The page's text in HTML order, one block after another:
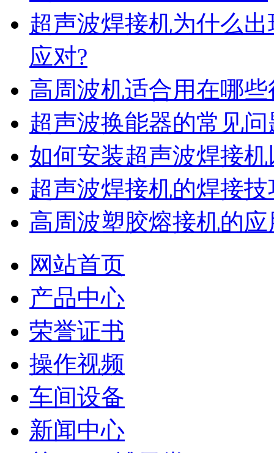
超声波焊接机为什么
应对?
高周波机适合用在哪些
超声波换能器的常见问
如何安装超声波焊接
超声波焊接机的焊接技
高周波塑胶熔接机的
网站首页
产品中心
荣誉证书
操作视频
车间设备
新闻中心